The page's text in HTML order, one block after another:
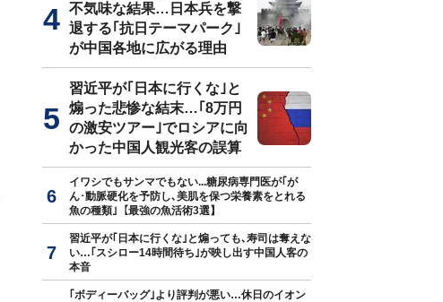
不気味な結果…日本兵を撃
退する｢抗日テーマパーク｣
が中国各地に広がる理由
習近平が｢日本に行くな｣と
煽った悲惨な結末…｢8万円
の激安ツアー｣でロシアに向
かった中国人観光客の誤算
イワシでもサンマでもない...糖尿病専門医が｢が
ん･動脈硬化を予防し､美肌を保つ栄養素をとれる
魚の種類｣【最強の魚活術3選】
習近平が｢日本に行くな｣と煽っても､寿司は奪えな
い…｢スシロー14時間待ち｣が映し出す中国人客の
本音
｢ボディーバッグ｣より評判が悪い…休日のイオン